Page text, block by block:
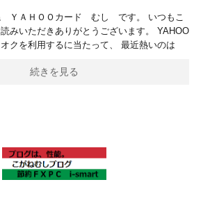
ＹＡＨＯＯカード むし です。 いつもこ
みいただきありがとうございます。 YAHOO
クを利用するに当たって、 最近熱いのは
続きを見る